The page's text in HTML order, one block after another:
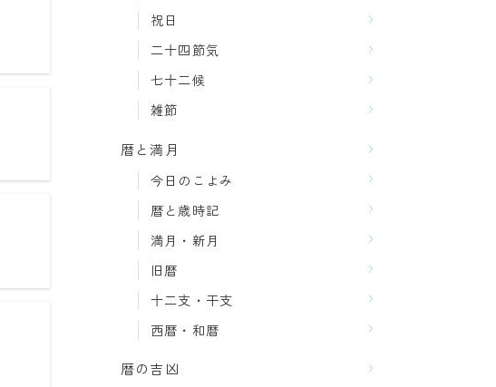
祝日
二十四節気
七十二候
雑節
暦と満月
今日のこよみ
暦と歳時記
満月・新月
旧暦
十二支・干支
西暦・和暦
暦の吉凶